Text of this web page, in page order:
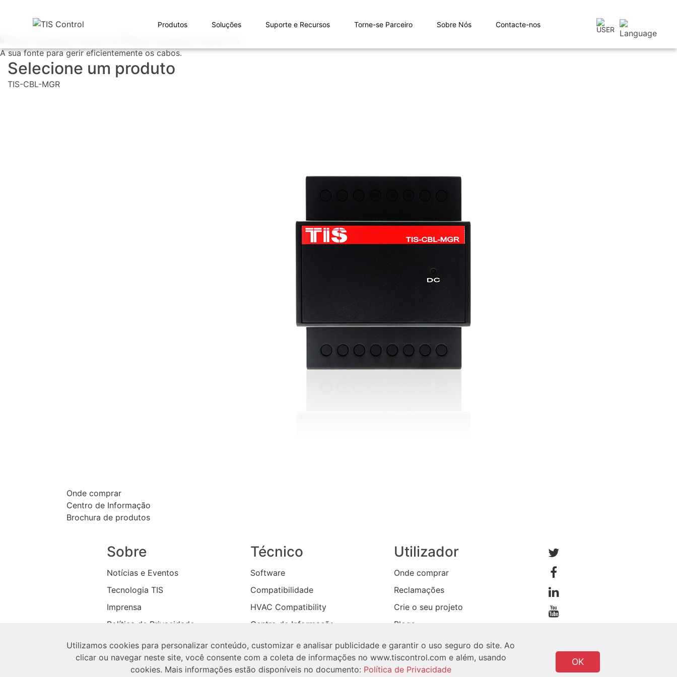
Produtos Soluções Suporte e Recursos Torne-se Parceiro Sobre Nós Contacte-nos
A sua fonte para gerir eficientemente os cabos.
Selecione um produto
TIS-CBL-MGR
Onde comprar
Centro de Informação
Brochura de produtos
Sobre
Notícias e Eventos
Tecnologia TIS
Imprensa
Política de Privacidade
Loja
Técnico
Software
Compatibilidade
HVAC Compatibility
Centro de Informação
Contacte-nos
Utilizador
Onde comprar
Reclamações
Crie o seu projeto
Blogs
Copyright © 2026 TIS Todos os Direitos Reservados
Utilizamos cookies para personalizar conteúdo, customizar e analisar publicidade e garantir o uso seguro do site. Ao
clicar ou navegar neste site, você consente com a coleta de informações no www.tiscontrol.com e além, usando
cookies. Mais informações estão disponíveis no documento: Política de Privacidade
OK